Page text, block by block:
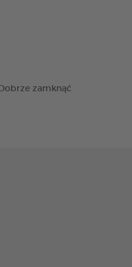
zamknąć